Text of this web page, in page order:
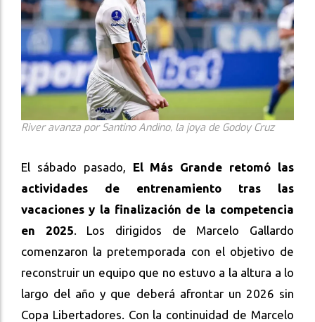
River avanza por Santino Andino, la joya de Godoy Cruz
El sábado pasado, El Más Grande retomó las
actividades de entrenamiento tras las
vacaciones y la finalización de la competencia
en 2025 . Los dirigidos de Marcelo Gallardo
comenzaron la pretemporada con el objetivo de
reconstruir un equipo que no estuvo a la altura a lo
largo del año y que deberá afrontar un 2026 sin
Copa Libertadores. Con la continuidad de Marcelo